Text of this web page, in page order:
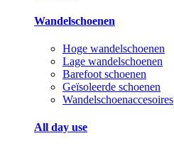
Wandelschoenen
Hoge wandelschoenen
Lage wandelschoenen
Barefoot schoenen
Geïsoleerde schoenen
Wandelschoenaccesoires
All day use